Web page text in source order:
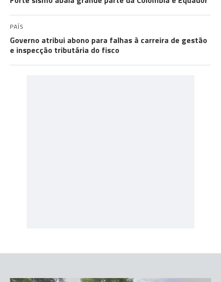
PAÍS
Governo atribui abono para falhas à carreira de gestão
e inspecção tributária do fisco